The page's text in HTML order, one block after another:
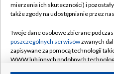
Naziemna Telewizja
Rada Programowa
System NOS
Informacje o nadawcy
mierzenia ich skuteczności) i
także zgody na udostępnianie przez
Twoje dane osobowe zbierane
poszczególnych serwisówzwanych
zapisywane za pomocą technologii
WWW lub innych podobnych